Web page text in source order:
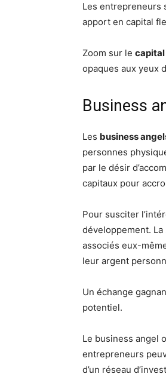
Les entrepreneurs
apport en capital
Zoom sur le
opaques aux yeux
Business
Les business
personnes
par le désir
capitaux pour
Pour susciter
développement.
associés eux-
leur argent
Un échange
potentiel.
Le business angel
entrepreneurs
d’un réseau